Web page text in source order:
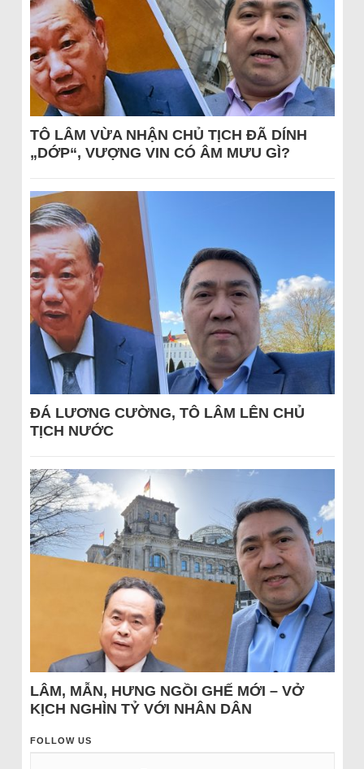
TÔ LÂM VỪA NHẬN CHỦ TỊCH ĐÃ DÍNH
„DỚP“, VƯỢNG VIN CÓ ÂM MƯU GÌ?
ĐÁ LƯƠNG CƯỜNG, TÔ LÂM LÊN CHỦ
TỊCH NƯỚC
LÂM, MẪN, HƯNG NGỒI GHẾ MỚI – VỞ
KỊCH NGHÌN TỶ VỚI NHÂN DÂN
FOLLOW US